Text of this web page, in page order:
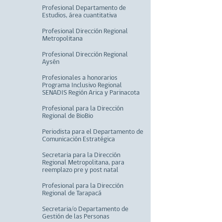
Profesional Departamento de
Estudios, área cuantitativa
Profesional Dirección Regional
Metropolitana
Profesional Dirección Regional
Aysén
Profesionales a honorarios
Programa Inclusivo Regional
SENADIS Región Arica y Parinacota
Profesional para la Dirección
Regional de BioBio
Periodista para el Departamento de
Comunicación Estratégica
Secretaria para la Dirección
Regional Metropolitana, para
reemplazo pre y post natal
Profesional para la Dirección
Regional de Tarapacá
Secretaria/o Departamento de
Gestión de las Personas